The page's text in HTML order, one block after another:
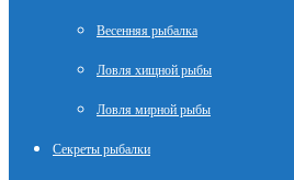
Весенняя рыбалка
Ловля хищной рыбы
Ловля мирной рыбы
Секреты рыбалки